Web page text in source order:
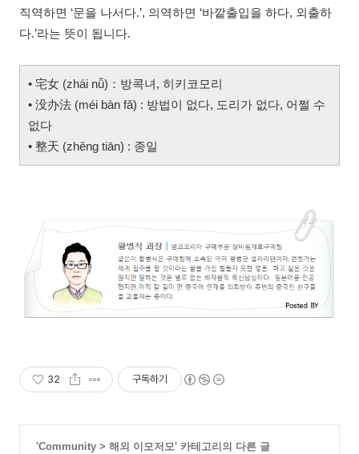
직역하면 ‘문을 나서다.’, 의역하면 ‘바깥출입을 하다, 외출하
다.’라는 뜻이 됩니다.
• 宅女 (zhái nǚ)：방콕녀, 히키코모리
• 没办法 (méi bàn fǎ) : 방법이 없다, 도리가 없다, 어쩔 수
없다
• 整天 (zhěng tiān) : 종일
32 구독하기
'Community > 해외 이모저모' 카테고리의 다른 글